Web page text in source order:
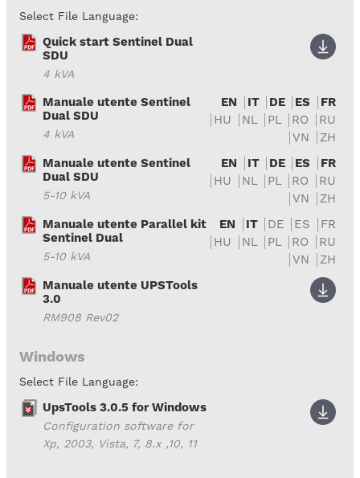
Select File Language:
Quick start Sentinel Dual
SDU
4 kVA
Manuale utente Sentinel
Dual SDU
4 kVA
EN IT DE ES
FR
HU
NL PL RO
RU
VN
ZH
Manuale utente Sentinel
Dual SDU
5-10 kVA
EN IT DE ES
FR
HU
NL PL RO
RU
VN
ZH
Manuale utente Parallel kit
Sentinel Dual
5-10 kVA
EN IT DE ES
FR
HU
NL PL RO
RU
VN
ZH
Manuale utente UPSTools
3.0
RM908 Rev02
Windows
Select File Language:
UpsTools 3.0.5 for Windows
Configuration software for
Xp, 2003, Vista, 7, 8.x ,10, 11